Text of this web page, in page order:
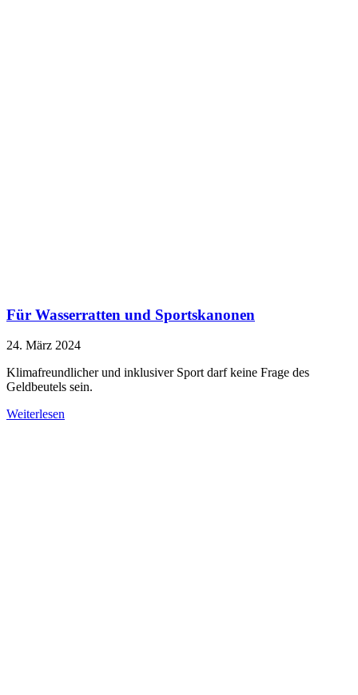
Für Wasserratten und Sportskanonen
24. März 2024
Klimafreundlicher und inklusiver Sport darf keine Frage des
Geldbeutels sein.
Weiterlesen